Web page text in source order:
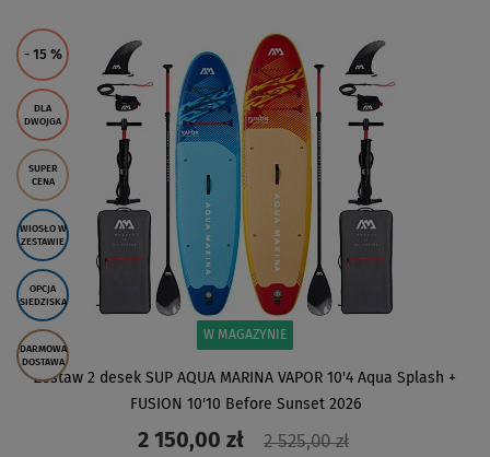
- 15 %
DLA
DWOJGA
SUPER
CENA
WIOSŁO W
ZESTAWIE
OPCJA
SIEDZISKA
DARMOWA
DOSTAWA
W MAGAZYNIE
Zestaw 2 desek SUP AQUA MARINA VAPOR 10'4 Aqua Splash +
FUSION 10'10 Before Sunset 2026
2 150,00 zł 2 525,00 zł